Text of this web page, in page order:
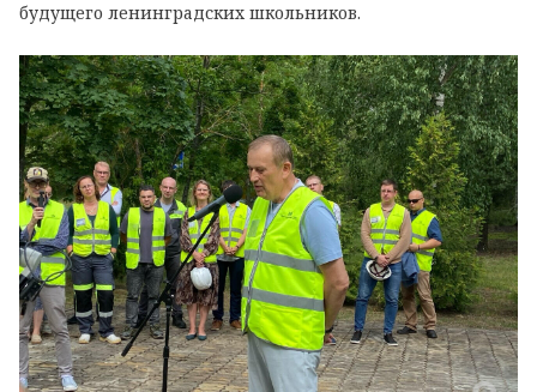
будущего ленинградских школьников.